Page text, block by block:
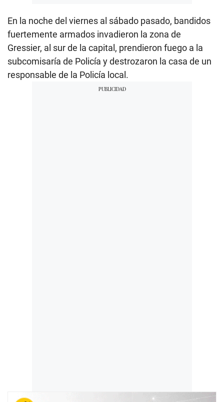
En la noche del viernes al sábado pasado, bandidos
fuertemente armados invadieron la zona de
Gressier, al sur de la capital, prendieron fuego a la
subcomisaría de Policía y destrozaron la casa de un
responsable de la Policía local.